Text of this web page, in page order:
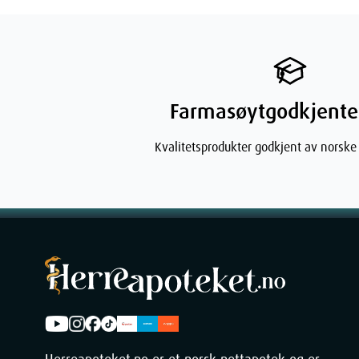
: Hudbalansert pH-nivå på 4.
: Egnet for alle hudtyper, spesielt tørr og
Hvem Passer Cosmica Caring Shower
Personer med tørr eller sensitiv hud
trenger ekstra omsorg.
De med parfymeintoleranse
Alle hudtyper: Med sin hudbalanserte pH er den
Kvalitetsprodukter godkjent av